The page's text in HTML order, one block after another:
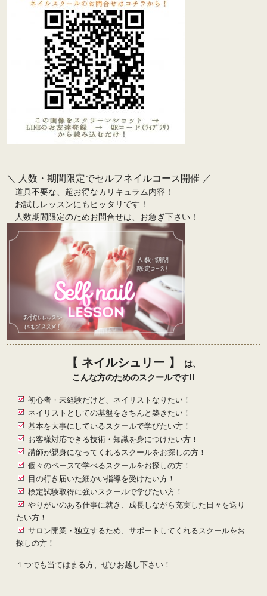
＼ 人数・期間限定でセルフネイルコース開催 ／
道具不要な、超お得なカリキュラム内容！
お試しレッスンにもピッタリです！
人数期間限定のためお問合せは、お急ぎ下さい！
【 ネイルシュリー 】
は、
こんな方のためのスクールです!!
初心者・未経験だけど、ネイリストなりたい！
ネイリストとしての基盤をきちんと築きたい！
基本を大事にしているスクールで学びたい方！
お客様対応できる技術・知識を身につけたい方！
講師が親身になってくれるスクールをお探しの方！
個々のペースで学べるスクールをお探しの方！
目の行き届いた細かい指導を受けたい方！
検定試験取得に強いスクールで学びたい方！
やりがいのある仕事に就き、成長しながら充実した日々を送り
たい方！
サロン開業・独立するため、サポートしてくれるスクールをお
探しの方！
１つでも当てはまる方、ぜひお越し下さい！